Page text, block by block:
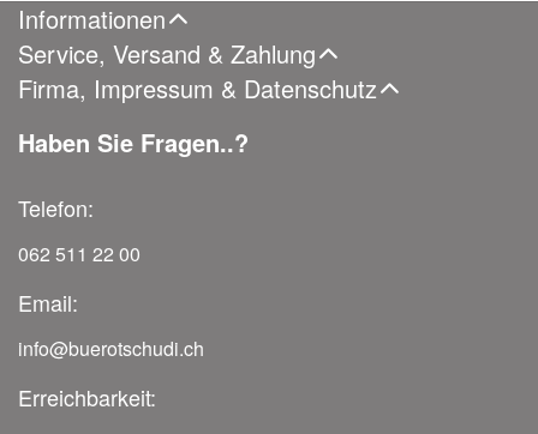
Informationen
Service, Versand & Zahlung
Firma, Impressum & Datenschutz
Haben Sie Fragen..?
Telefon:
062 511 22 00
Email:
info@buerotschudi.ch
Erreichbarkeit: